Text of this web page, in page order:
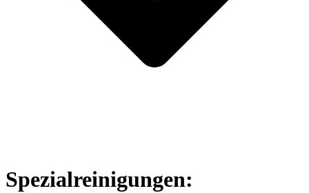
Spezialreinigungen: